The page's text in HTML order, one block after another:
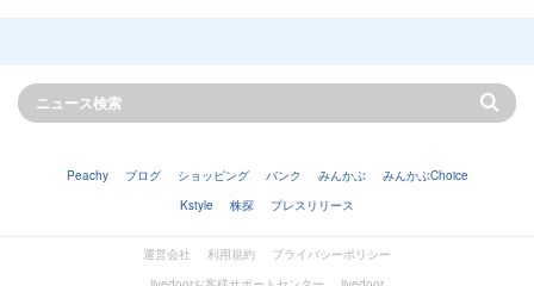
Peachy ブログ ショッピング バンク みんかぶ
みんかぶChoice
Kstyle
株探 プレスリリース
運営会社 利用規約
プライバシーポリシー